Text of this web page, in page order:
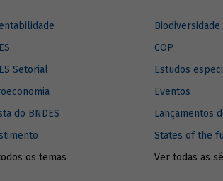
Setorial
do BNDES
os temas
Biodiversidade
COP
Estudos
Eventos
Lançamentos
States of the
Ver todas as